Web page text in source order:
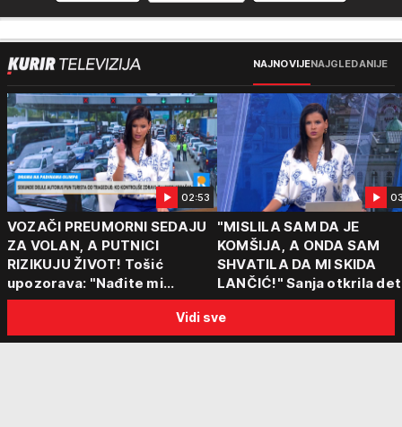
NAJNOVIJENAJGLEDANIJE
02:53
VOZAČI PREUMORNI SEDAJU
ZA VOLAN, A PUTNICI
RIZIKUJU ŽIVOT! Tošić
upozorava: "Nađite mi
nekoga ko ima 15 sati radno
"MISLILA SAM DA JE
KOMŠIJA, A ONDA SAM
SHVATILA DA MI SKIDA
LANČIĆ!" Sanja otkrila
napada u Novom Sadu
Vidi sve